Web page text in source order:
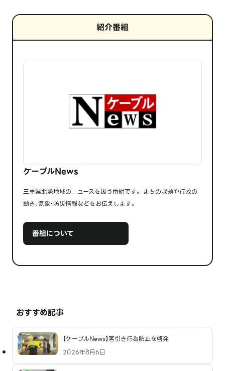
紹介番組
ケーブルNews
三重県北勢地域のニュースを扱う番組です。 まちの課題や行政の
動き、気象・防災情報などをお伝えします。
番組について
おすすめ記事
【ケーブルNews】客引き行為防止を啓発
2026年8月6日